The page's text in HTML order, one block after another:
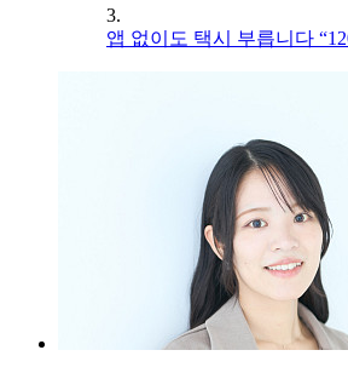
3.
앱 없이도 택시 부릅니다